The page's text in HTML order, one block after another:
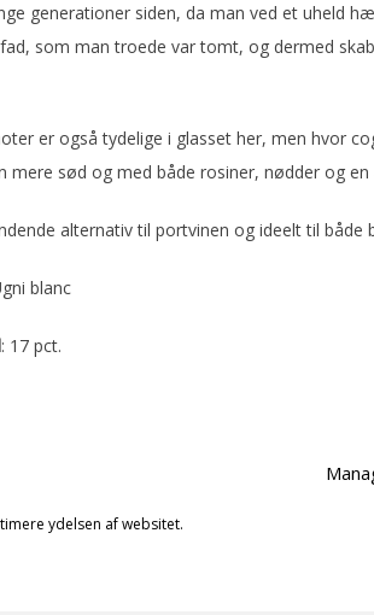
ydelsen af websitet.
generationer siden, da man ved et uheld
som man troede var tomt, og dermed
er også tydelige i glasset her, men hvor
mere sød og med både rosiner, nødder og
alternativ til portvinen og ideelt til
blanc
: 17 pct.